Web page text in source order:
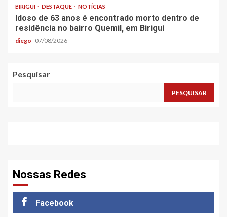
BIRIGUI DESTAQUE NOTÍCIAS
Idoso de 63 anos é encontrado morto dentro de
residência no bairro Quemil, em Birigui
diego 07/08/2026
Pesquisar
PESQUISAR
Nossas Redes
Facebook